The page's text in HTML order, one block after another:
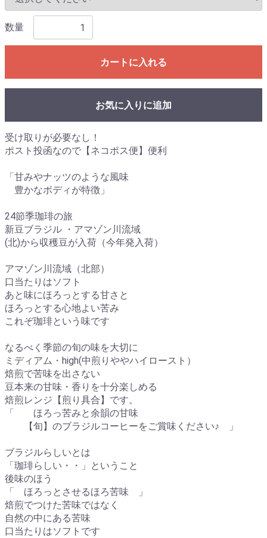
数量
カートに入れる
お気に入りに追加
受け取りが必要なし！
ポスト投函なので【ネコポス便】便利
「甘みやナッツのような風味
豊かなボディが特徴」
24節季珈琲の旅
新豆ブラジル ・アマゾン川流域
(北)から収穫豆が入荷（今年発入荷）
アマゾン川流域（北部）
口当たりはソフト
あと味にほろっとする甘さと
ほろっとする心地よい苦み
これぞ珈琲という味です
なるべく季節の旬の味を大切に
ミディアム・high(中煎りややハイロースト）
焙煎で苦味を出さない
豆本来の甘味・香りを十分楽しめる
焙煎レンジ【煎り具合】です。
「 ほろっ苦みと余韻の甘味
【旬】のブラジルコーヒーをご賞味ください♪ 」
ブラジルらしいとは
「珈琲らしい・・」ということ
後味のほう
「 ほろっとさせるほろ苦味 」
焙煎でつけた苦味ではなく
自然の中にある苦味
口当たりはソフトです